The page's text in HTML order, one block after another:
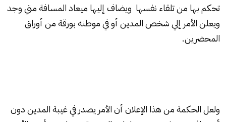
تحكم بها من تلقاء نفسها ويضاف إليها ميعاد المسافة متي وجد
ويعلن الأمر إلي شخص المدين أو في موطنه بورقة من أوراق
المحضرين.
ولعل الحكمة من هذا الإعلان أن الأمر يصدر في غيبة المدين دون